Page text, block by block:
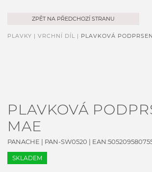
ZPĚT NA PŘEDCHOZÍ STRANU
PLAVKY | VRCHNÍ DÍL | PLAVKOVÁ
PLAVKOVÁ
MAE
PANACHE | PAN-SW0520 | EAN:
SKLADEM